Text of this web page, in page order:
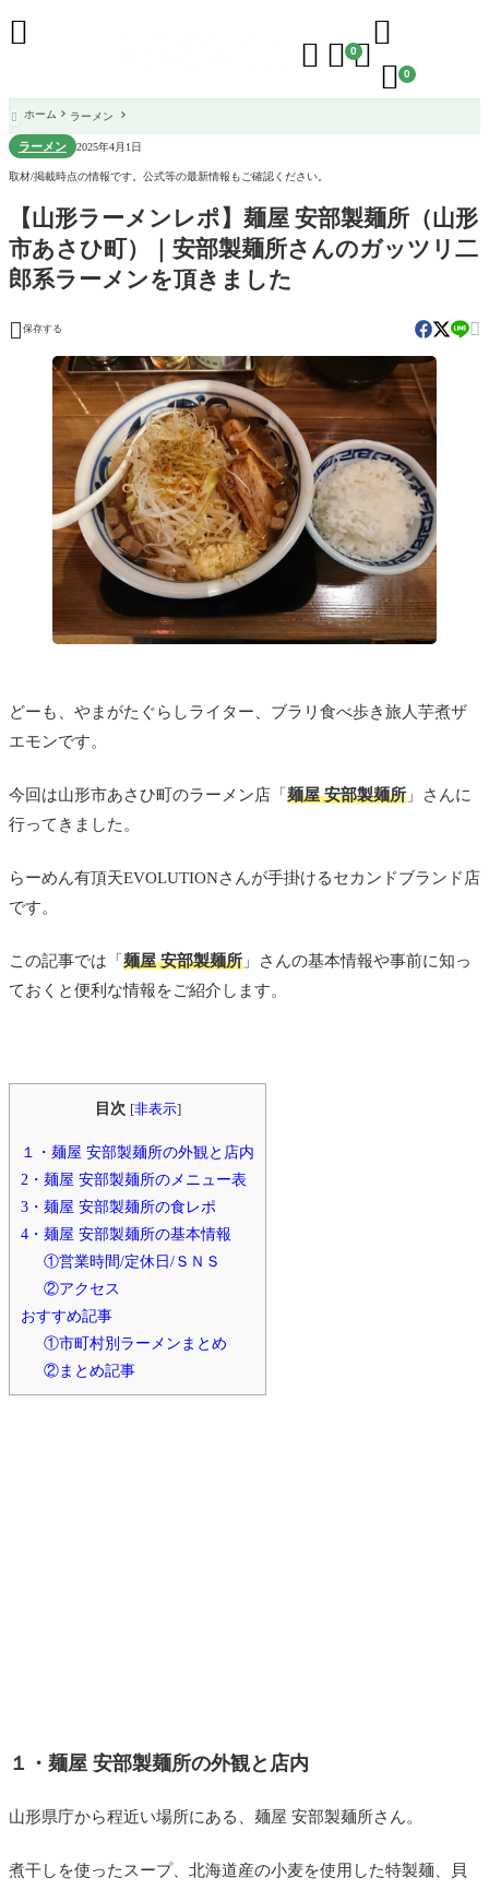
  0

 0

 ホーム ラーメン
ラーメン 2025年4月1日
取材/掲載時点の情報です。公式等の最新情報もご確認ください。
【山形ラーメンレポ】麺屋 安部製麺所（山形
市あさひ町）｜安部製麺所さんのガッツリ二
郎系ラーメンを頂きました
 保存する 
どーも、やまがたぐらしライター、ブラリ食べ歩き旅人芋煮ザ
エモンです。
今回は山形市あさひ町のラーメン店「 麺屋 安部製麺所 」さんに
行ってきました。
らーめん有頂天EVOLUTIONさんが手掛けるセカンドブランド店
です。
この記事では「 麺屋 安部製麺所 」さんの基本情報や事前に知っ
ておくと便利な情報をご紹介します。
目次 [非表示]
１・麺屋 安部製麺所の外観と店内
2・麺屋 安部製麺所のメニュー表
3・麺屋 安部製麺所の食レポ
4・麺屋 安部製麺所の基本情報
①営業時間/定休日/ＳＮＳ
②アクセス
おすすめ記事
①市町村別ラーメンまとめ
②まとめ記事
１・麺屋 安部製麺所の外観と店内
山形県庁から程近い場所にある、麺屋 安部製麺所さん。
煮干しを使ったスープ、北海道産の小麦を使用した特製麺、貝